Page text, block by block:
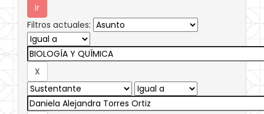
Filtros actuales: